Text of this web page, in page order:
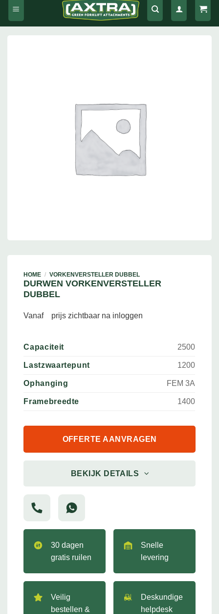
HOME / VORKENVERSTELLER DUBBEL
DURWEN VORKENVERSTELLER
DUBBEL
Vanaf prijs zichtbaar na inloggen
Capaciteit 2500
Lastzwaartepunt 1200
Ophanging FEM 3A
Framebreedte 1400
OFFERTE AANVRAGEN
BEKIJK DETAILS
30 dagen
gratis ruilen
Snelle
levering
Veilig
bestellen &
Deskundige
helpdesk